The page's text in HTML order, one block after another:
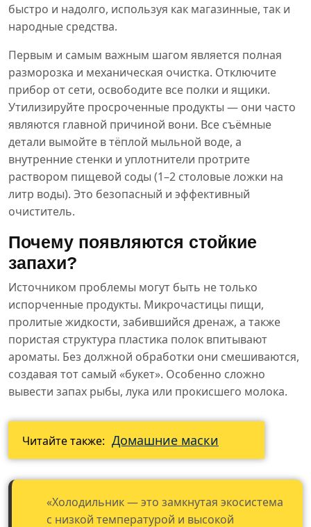
быстро и надолго, используя как магазинные, так и
народные средства.
Первым и самым важным шагом является полная
разморозка и механическая очистка. Отключите
прибор от сети, освободите все полки и ящики.
Утилизируйте просроченные продукты — они часто
являются главной причиной вони. Все съёмные
детали вымойте в тёплой мыльной воде, а
внутренние стенки и уплотнители протрите
раствором пищевой соды (1–2 столовые ложки на
литр воды). Это безопасный и эффективный
очиститель.
Почему появляются стойкие
запахи?
Источником проблемы могут быть не только
испорченные продукты. Микрочастицы пищи,
пролитые жидкости, забившийся дренаж, а также
пористая структура пластика полок впитывают
ароматы. Без должной обработки они смешиваются,
создавая тот самый «букет». Особенно сложно
вывести запах рыбы, лука или прокисшего молока.
Читайте также: Домашние маски
«Холодильник — это замкнутая экосистема
с низкой температурой и высокой